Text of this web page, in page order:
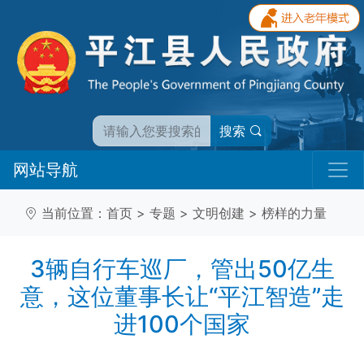
搜索
网站导航
当前位置： 首页 > 专题 > 文明创建 > 榜样的力量
3辆自行车巡厂，管出50亿生
意，这位董事长让“平江智造”走
进100个国家